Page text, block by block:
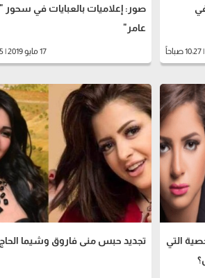
صور: إعلاميات بالعبايات في سحور
عامر"
17 مايو 2019 | 12:55 صباحاً
التي
تجديد حبس منى فاروق وشيما